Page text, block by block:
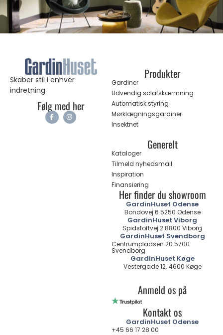
Skaber stil i enhver
indretning
Følg med her
Produkter
Gardiner
Udvendig solafskærmning
Automatisk styring
Mørklægningsgardiner
Insektnet
Generelt
Kataloger
Tilmeld nyhedsmail
Inspiration
Finansiering
Her finder du showroom
GardinHuset Odense
Bondovej 6 5250 Odense
GardinHuset Viborg
Spidstoftvej 2 8800 Viborg
GardinHuset Svendborg
Centrumpladsen 20 5700
Svendborg
GardinHuset Køge
Vestergade 12. 4600 Køge
Anmeld os på
Kontakt os
GardinHuset Odense
+45 66 17 28 00